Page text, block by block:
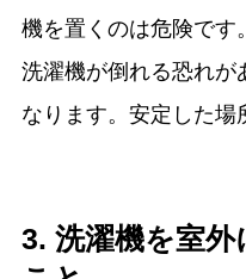
機を置くのは危険です。
洗濯機が倒れる恐れが
なります。安定した場
3. 洗濯機を室外